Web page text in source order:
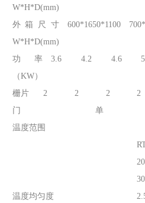
W*H*D(mm)
外箱尺寸
W*H*D(mm)
600*1650*1100
功率
（KW）
3.6 4.2 4.6
栅片 2 2 2 2
门
单
温度范围
温度均匀度